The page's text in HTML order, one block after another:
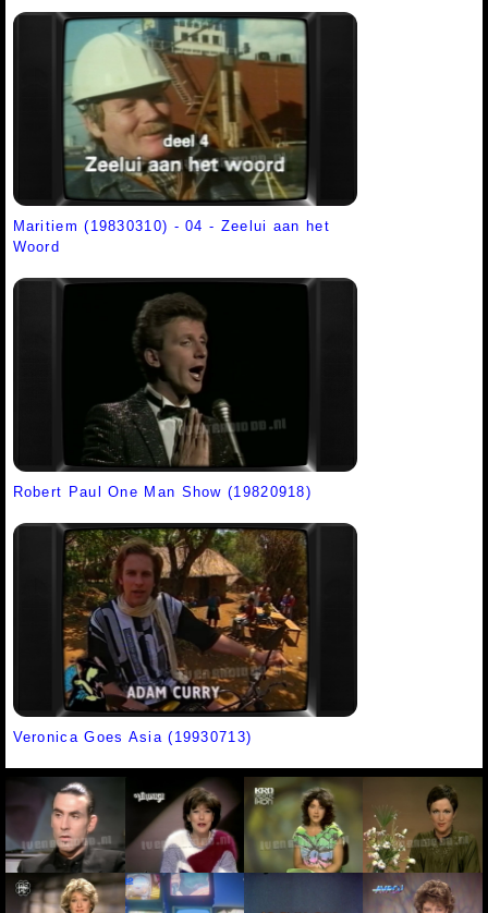
Maritiem (19830310) - 04 - Zeelui aan het
Woord
Robert Paul One Man Show (19820918)
Veronica Goes Asia (19930713)